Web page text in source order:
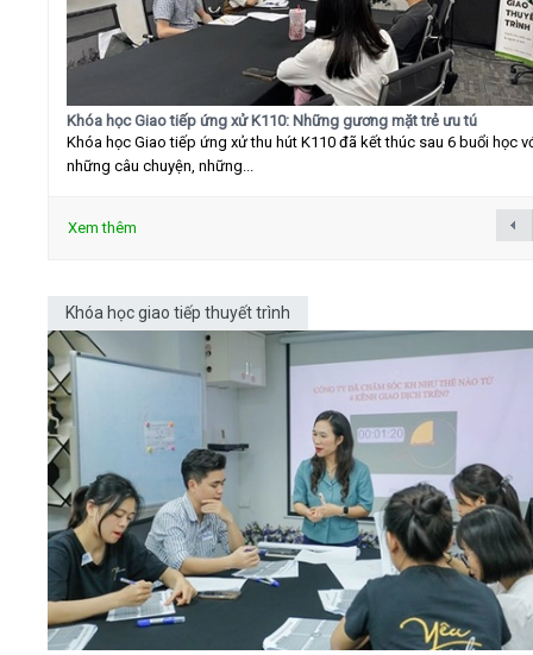
Khóa học Giao tiếp ứng xử K110: Những gương mặt trẻ ưu tú
Khóa học Giao tiếp ứng xử thu hút K110 đã kết thúc sau 6 buổi học
những câu chuyện, những...
Xem thêm
Khóa học giao tiếp thuyết trình